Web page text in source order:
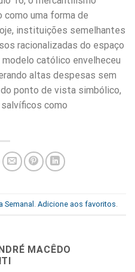
como uma forma de
instituições semelhantes
racionalizadas do espaço
católico envelheceu
altas despesas sem
ponto de vista simbólico,
como
Semanal Adicione aos favoritos
MACÊDO